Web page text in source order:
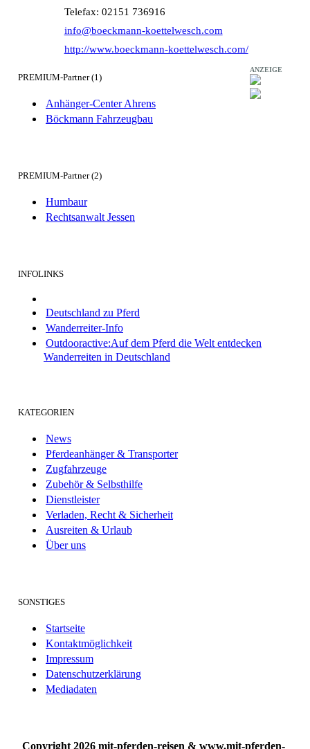
Telefax: 02151 736916
info@boeckmann-koettelwesch.com
http://www.boeckmann-koettelwesch.com/
ANZEIGE
PREMIUM-Partner (1)
Anhänger-Center Ahrens
Böckmann Fahrzeugbau
PREMIUM-Partner (2)
Humbaur
Rechtsanwalt Jessen
INFOLINKS
Deutschland zu Pferd
Wanderreiter-Info
Outdooractive:Auf dem Pferd die Welt entdecken
Wanderreiten in Deutschland
KATEGORIEN
News
Pferdeanhänger & Transporter
Zugfahrzeuge
Zubehör & Selbsthilfe
Dienstleister
Verladen, Recht & Sicherheit
Ausreiten & Urlaub
Über uns
SONSTIGES
Startseite
Kontaktmöglichkeit
Impressum
Datenschutzerklärung
Mediadaten
Copyright 2026 mit-pferden-reisen & www.mit-pferden-